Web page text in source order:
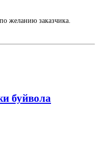
желанию заказчика.
буйвола